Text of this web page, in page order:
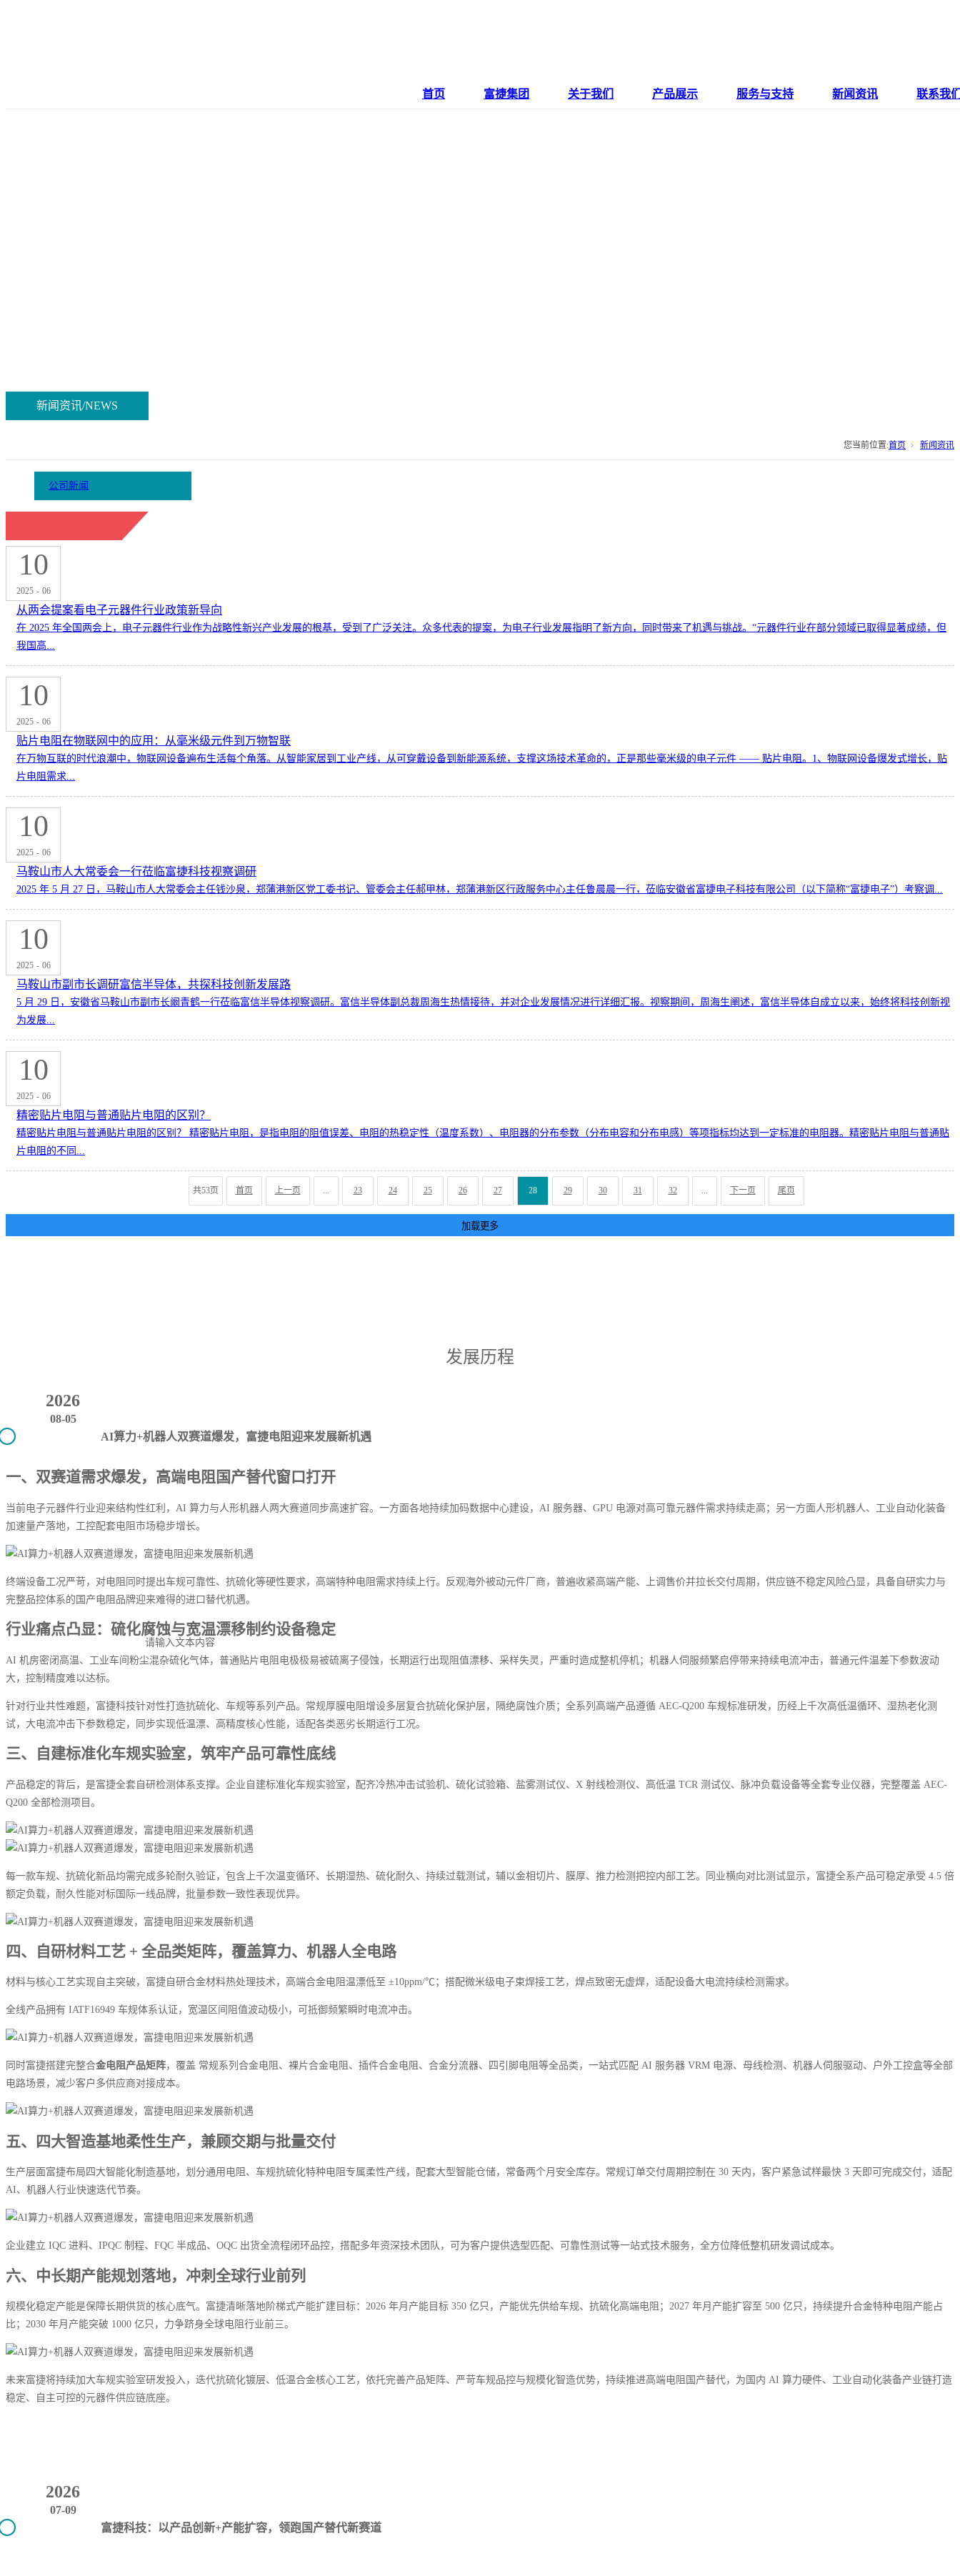
首页 富捷集团 关于我们 产品展示 服务与支持 新闻资讯 联系我
新闻资讯/NEWS
您当前位置:首页 新闻资讯
公司新闻
10
2025 - 06
从两会提案看电子元器件行业政策新导向
在 2025 年全国两会上，电子元器件行业作为战略性新兴产业发展的根基，受到了广泛关注。众多代表的提案，为电子行业发展指明了新方向，同时带来了机遇与挑战。“元器件行业在部分领域已取得显著成绩，但
我国高...
10
2025 - 06
贴片电阻在物联网中的应用：从毫米级元件到万物智联
在万物互联的时代浪潮中，物联网设备遍布生活每个角落。从智能家居到工业产线，从可穿戴设备到新能源系统，支撑这场技术革命的，正是那些毫米级的电子元件 —— 贴片电阻。1、物联网设备爆发式增长，贴
片电阻需求...
10
2025 - 06
马鞍山市人大常委会一行莅临富捷科技视察调研
2025 年 5 月 27 日，马鞍山市人大常委会主任钱沙泉，郑蒲港新区党工委书记、管委会主任郝甲林，郑蒲港新区行政服务中心主任鲁晨晨一行，莅临安徽省富捷电子科技有限公司（以下简称“富捷电子”）考察调...
10
2025 - 06
马鞍山市副市长调研富信半导体，共探科技创新发展路
5 月 29 日，安徽省马鞍山市副市长阚青鹤一行莅临富信半导体视察调研。富信半导体副总裁周海生热情接待，并对企业发展情况进行详细汇报。视察期间，周海生阐述，富信半导体自成立以来，始终将科技创新视
为发展...
10
2025 - 06
精密贴片电阻与普通贴片电阻的区别？
精密贴片电阻与普通贴片电阻的区别？ 精密贴片电阻，是指电阻的阻值误差、电阻的热稳定性（温度系数）、电阻器的分布参数（分布电容和分布电感）等项指标均达到一定标准的电阻器。精密贴片电阻与普通贴
片电阻的不同...
共53页 首页 上一页 ... 23 24 25 26 27 28 29 30 31 32 ... 下一页 尾页
请输入文本内容
发展历程
2026
08-05
AI算力+机器人双赛道爆发，富捷电阻迎来发展新机遇
一、双赛道需求爆发，高端电阻国产替代窗口打开
当前电子元器件行业迎来结构性红利，AI 算力与人形机器人两大赛道同步高速扩容。一方面各地持续加码数据中心建设，AI 服务器、GPU 电源对高可靠元器件需求持续走高；另一方面人形机器人、工业自动化装备
加速量产落地，工控配套电阻市场稳步增长。
终端设备工况严苛，对电阻同时提出车规可靠性、抗硫化等硬性要求，高端特种电阻需求持续上行。反观海外被动元件厂商，普遍收紧高端产能、上调售价并拉长交付周期，供应链不稳定风险凸显，具备自研实力与
完整品控体系的国产电阻品牌迎来难得的进口替代机遇。
行业痛点凸显：硫化腐蚀与宽温漂移制约设备稳定
AI 机房密闭高温、工业车间粉尘混杂硫化气体，普通贴片电阻电极极易被硫离子侵蚀，长期运行出现阻值漂移、采样失灵，严重时造成整机停机；机器人伺服频繁启停带来持续电流冲击，普通元件温差下参数波动
大，控制精度难以达标。
针对行业共性难题，富捷科技针对性打造抗硫化、车规等系列产品。常规厚膜电阻增设多层复合抗硫化保护层，隔绝腐蚀介质；全系列高端产品遵循 AEC-Q200 车规标准研发，历经上千次高低温循环、湿热老化测
试，大电流冲击下参数稳定，同步实现低温漂、高精度核心性能，适配各类恶劣长期运行工况。
三、自建标准化车规实验室，筑牢产品可靠性底线
产品稳定的背后，是富捷全套自研检测体系支撑。企业自建标准化车规实验室，配齐冷热冲击试验机、硫化试验箱、盐雾测试仪、X 射线检测仪、高低温 TCR 测试仪、脉冲负载设备等全套专业仪器，完整覆盖 AEC-
Q200 全部检测项目。
每一款车规、抗硫化新品均需完成多轮耐久验证，包含上千次温变循环、长期湿热、硫化耐久、持续过载测试，辅以金相切片、膜厚、推力检测把控内部工艺。同业横向对比测试显示，富捷全系产品可稳定承受 4.5 倍
额定负载，耐久性能对标国际一线品牌，批量参数一致性表现优异。
四、自研材料工艺 + 全品类矩阵，覆盖算力、机器人全电路
材料与核心工艺实现自主突破，富捷自研合金材料热处理技术，高端合金电阻温漂低至 ±10ppm/℃；搭配微米级电子束焊接工艺，焊点致密无虚焊，适配设备大电流持续检测需求。
全线产品拥有 IATF16949 车规体系认证，宽温区间阻值波动极小，可抵御频繁瞬时电流冲击。
同时富捷搭建完整合金电阻产品矩阵，覆盖 常规系列合金电阻、裸片合金电阻、插件合金电阻、合金分流器、四引脚电阻等全品类，一站式匹配 AI 服务器 VRM 电源、母线检测、机器人伺服驱动、户外工控盒等全部
电路场景，减少客户多供应商对接成本。
五、四大智造基地柔性生产，兼顾交期与批量交付
生产层面富捷布局四大智能化制造基地，划分通用电阻、车规抗硫化特种电阻专属柔性产线，配套大型智能仓储，常备两个月安全库存。常规订单交付周期控制在 30 天内，客户紧急试样最快 3 天即可完成交付，适配
AI、机器人行业快速迭代节奏。
企业建立 IQC 进料、IPQC 制程、FQC 半成品、OQC 出货全流程闭环品控，搭配多年资深技术团队，可为客户提供选型匹配、可靠性测试等一站式技术服务，全方位降低整机研发调试成本。
六、中长期产能规划落地，冲刺全球行业前列
规模化稳定产能是保障长期供货的核心底气。富捷清晰落地阶梯式产能扩建目标：2026 年月产能目标 350 亿只，产能优先供给车规、抗硫化高端电阻；2027 年月产能扩容至 500 亿只，持续提升合金特种电阻产能占
比；2030 年月产能突破 1000 亿只，力争跻身全球电阻行业前三。
未来富捷将持续加大车规实验室研发投入，迭代抗硫化镀层、低温合金核心工艺，依托完善产品矩阵、严苛车规品控与规模化智造优势，持续推进高端电阻国产替代，为国内 AI 算力硬件、工业自动化装备产业链打造
稳定、自主可控的元器件供应链底座。
2026
07-09
富捷科技：以产品创新+产能扩容，领跑国产替代新赛道